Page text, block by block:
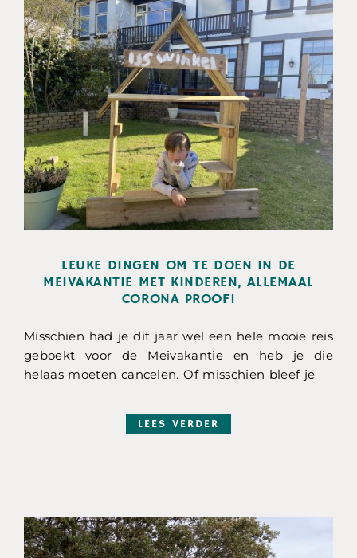
LEUKE DINGEN OM TE DOEN IN DE
MEIVAKANTIE MET KINDEREN, ALLEMAAL
CORONA PROOF!
Misschien had je dit jaar wel een hele mooie reis
geboekt voor de Meivakantie en heb je die
helaas moeten cancelen. Of misschien bleef je
LEES VERDER